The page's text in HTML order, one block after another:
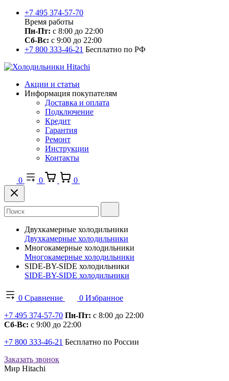
+7 495 374-57-70
Время работы
Пн-Пт: с 8:00 до 22:00
Сб-Вс: с 9:00 до 22:00
+7 800 333-46-21 Бесплатно по РФ
Акции и статьи
Информация покупателям
Доставка и оплата
Подключение
Кредит
Гарантия
Ремонт
Инструкции
Контакты
0 0 0
Двухкамерные холодильники
Двухкамерные холодильники
Многокамерные холодильники
Многокамерные холодильники
SIDE-BY-SIDE холодильники
SIDE-BY-SIDE холодильники
0 Сравнение 0 Избранное
+7 495 374-57-70 Пн-Пт: с 8:00 до 22:00
Сб-Вс: с 9:00 до 22:00
+7 800 333-46-21 Бесплатно по России
Заказать звонок
Мир Hitachi